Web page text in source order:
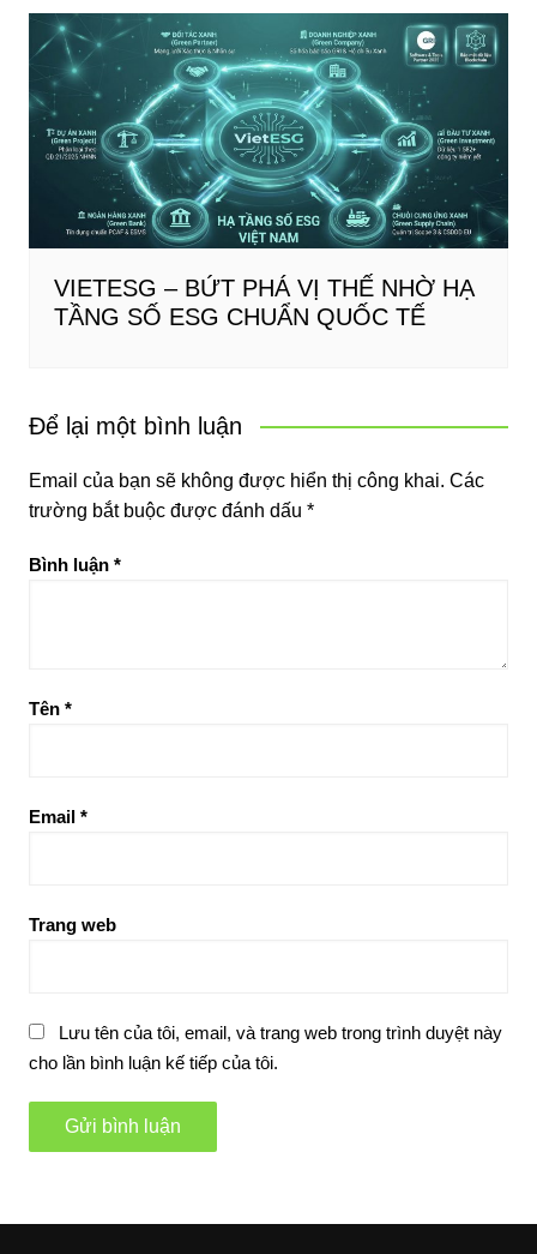
VIETESG – BỨT PHÁ VỊ THẾ NHỜ HẠ
TẦNG SỐ ESG CHUẨN QUỐC TẾ
Để lại một bình luận
Email của bạn sẽ không được hiển thị công khai. Các
trường bắt buộc được đánh dấu *
Bình luận *
Tên *
Email *
Trang web
Lưu tên của tôi, email, và trang web trong trình duyệt này
cho lần bình luận kế tiếp của tôi.